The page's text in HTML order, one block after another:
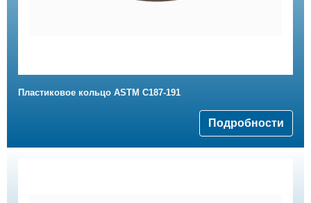
Пластиковое кольцо ASTM C187-191
Подробности